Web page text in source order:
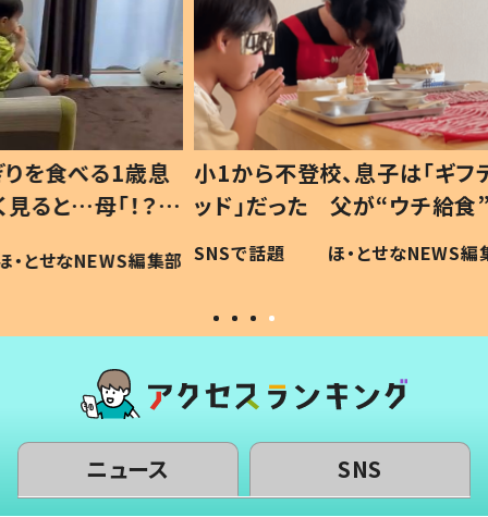
歳息
？」
編集部
小1から不登校、息子は「ギフテ
ッド」だった 父が“ウチ給食”を
作り続ける理由とは #令和の親
#令和の子
SNSで話題 ほ・とせなNEWS編集部
ひ孫
が、抱
「涙
い」
ニュース SNS